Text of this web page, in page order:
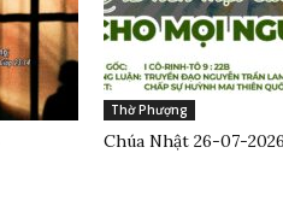
Thờ Phượng
Chúa Nhật 26-07-2026